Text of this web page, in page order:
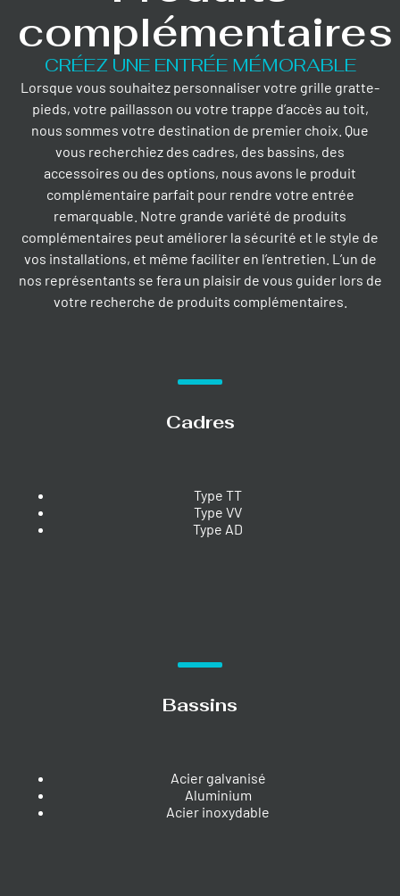
complémentaires
CRÉEZ UNE ENTRÉE MÉMORABLE
Lorsque vous souhaitez personnaliser votre grille gratte-
pieds, votre paillasson ou votre trappe d’accès au toit,
nous sommes votre destination de premier choix. Que
vous recherchiez des cadres, des bassins, des
accessoires ou des options, nous avons le produit
complémentaire parfait pour rendre votre entrée
remarquable. Notre grande variété de produits
complémentaires peut améliorer la sécurité et le style de
vos installations, et même faciliter en l’entretien. L’un de
nos représentants se fera un plaisir de vous guider lors de
votre recherche de produits complémentaires.
Cadres
Type TT
Type VV
Type AD
Bassins
Acier galvanisé
Aluminium
Acier inoxydable